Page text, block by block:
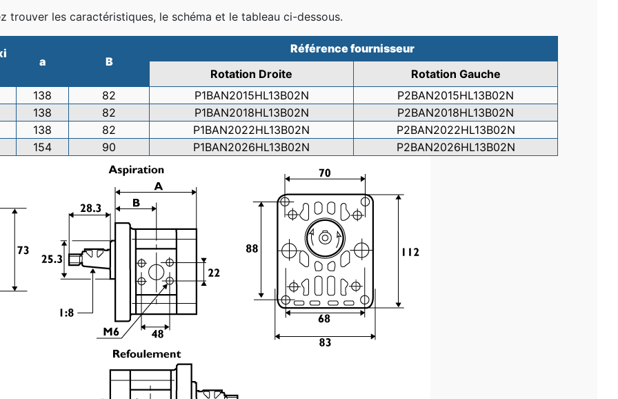
trouver les caractéristiques, le schéma et le tableau ci-dessous.
a B
Référence fournisseur
Rotation Droite
Rotation Gauche
138 82 P1BAN2015HL13B02N
P2BAN2015HL13B02N
138 82 P1BAN2018HL13B02N
P2BAN2018HL13B02N
138 82 P1BAN2022HL13B02N
P2BAN2022HL13B02N
154 90 P1BAN2026HL13B02N P2BAN2026HL13B02N